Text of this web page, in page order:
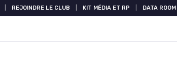
REJOINDRE LE CLUB KIT MÉDIA ET RP DATA